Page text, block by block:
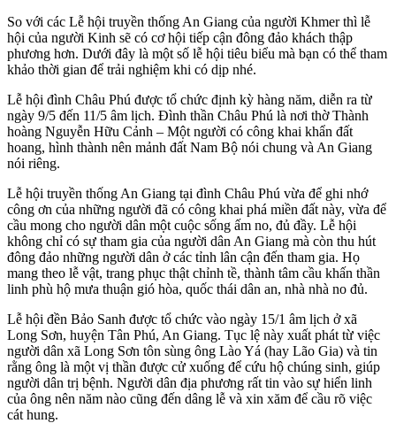
So với các Lễ hội truyền thống An Giang của người Khmer thì lễ
hội của người Kinh sẽ có cơ hội tiếp cận đông đảo khách thập
phương hơn. Dưới đây là một số lễ hội tiêu biểu mà bạn có thể tham
khảo thời gian để trải nghiệm khi có dịp nhé.
Lễ hội đình Châu Phú được tổ chức định kỳ hàng năm, diễn ra từ
ngày 9/5 đến 11/5 âm lịch. Đình thần Châu Phú là nơi thờ Thành
hoàng Nguyễn Hữu Cảnh – Một người có công khai khẩn đất
hoang, hình thành nên mảnh đất Nam Bộ nói chung và An Giang
nói riêng.
Lễ hội truyền thống An Giang tại đình Châu Phú vừa để ghi nhớ
công ơn của những người đã có công khai phá miền đất này, vừa để
cầu mong cho người dân một cuộc sống ấm no, đủ đầy. Lễ hội
không chỉ có sự tham gia của người dân An Giang mà còn thu hút
đông đảo những người dân ở các tỉnh lân cận đến tham gia. Họ
mang theo lễ vật, trang phục thật chỉnh tề, thành tâm cầu khấn thần
linh phù hộ mưa thuận gió hòa, quốc thái dân an, nhà nhà no đủ.
Lễ hội đền Bảo Sanh được tổ chức vào ngày 15/1 âm lịch ở xã
Long Sơn, huyện Tân Phú, An Giang. Tục lệ này xuất phát từ việc
người dân xã Long Sơn tôn sùng ông Lào Yá (hay Lão Gia) và tin
rằng ông là một vị thần được cử xuống để cứu hộ chúng sinh, giúp
người dân trị bệnh. Người dân địa phương rất tin vào sự hiển linh
của ông nên năm nào cũng đến dâng lễ và xin xăm để cầu rõ việc
cát hung.